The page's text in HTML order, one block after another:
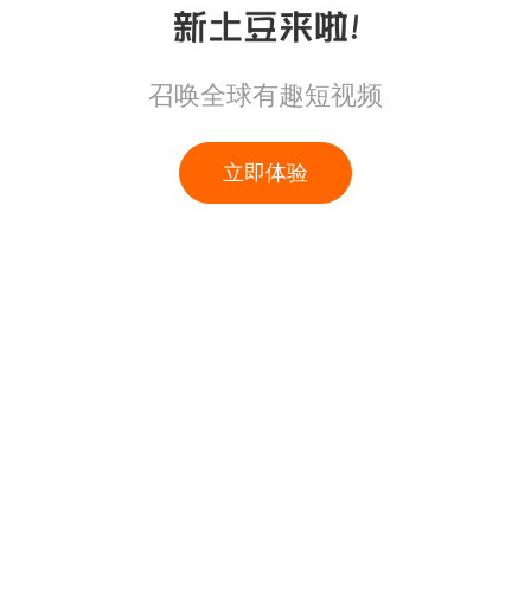
召唤全球有趣短视频
立即体验